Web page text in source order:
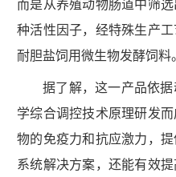
而是从养殖动物肠道中筛
种活性因子，经特殊生产工
耐胆盐饲用微生物发酵饲料
据了解，这一产品依
学综合调控技术原理研发
物的免疫力和抗应激力，
系统解决方案，还能有效